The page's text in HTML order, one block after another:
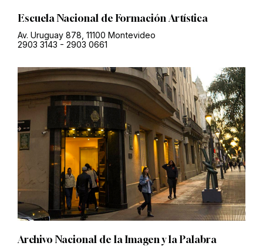
Escuela Nacional de Formación Artística
Av. Uruguay 878, 11100 Montevideo
2903 3143 - 2903 0661
Archivo Nacional de la Imagen y la Palabra